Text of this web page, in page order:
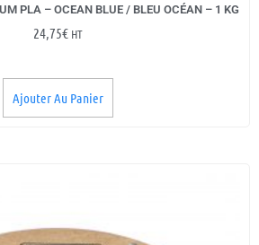
PLA – OCEAN BLUE / BLEU OCÉAN – 1 KG
24,75€ HT
Ajouter Au Panier